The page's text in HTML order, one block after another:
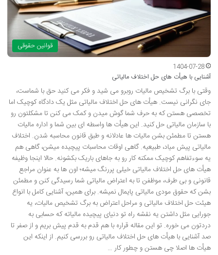
قوانین حقوقی
1404-07-28
آشنایی با هیأت های حل اختلاف مالیاتی
وقتی با برگ تشخیص مالیات روبرو می شید و فکر می کنید حق با شماست،
جای نگرانی نیست. هیأت های حل اختلاف مالیاتی مثل یک دادگاه کوچیک اما
تخصصی هستن که به حرف شما گوش میدن و کمک می کنن تا مشکلتون رو
با سازمان مالیاتی حل کنید. این هیأت ها واسطه ای بین شما و اداره مالیات
هستن تا مطمئن بشن مالیات ها عادلانه و طبق قانون محاسبه شدن. اختلاف
مالیاتی پیش میاد، طبیعیه. گاهی اوقات محاسبات پیچیده میشن، گاهی هم
یه سوءتفاهم کوچیک ممکنه کار رو به جاهای باریک بکشونه. حالا اینجا وظیفه
هیأت های حل اختلاف مالیاتی خیلی پررنگ میشه؛ اون ها به عنوان مراجع
قانونی و بی طرف، موظفن تا به اعتراض مالیاتی شما رسیدگی کنن و مطمئن
بشن که حقوق مودی مالیاتی پایمال نمیشه. برای همین، آشنایی کامل با انواع
هیئت حل اختلاف مالیاتی و مراحل اعتراض به برگ تشخیص مالیات، یه
جورایی مثل داشتن یه نقشه راه تو دنیای پیچیده مالیاته که حسابی به
دردتون می خوره. تو این مقاله قراره با هم قدم به قدم پیش بریم و از صفر تا
صد آشنایی با هیأت های حل اختلاف مالیاتی رو بررسی کنیم. از اینکه این
هیأت ها اصلا چی هستن و چطور کار …